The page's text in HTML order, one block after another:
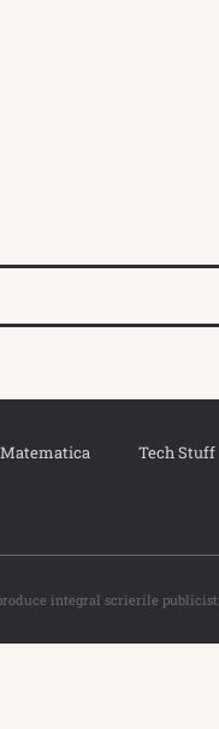
Matematica Tech Stuff
integral scrierile